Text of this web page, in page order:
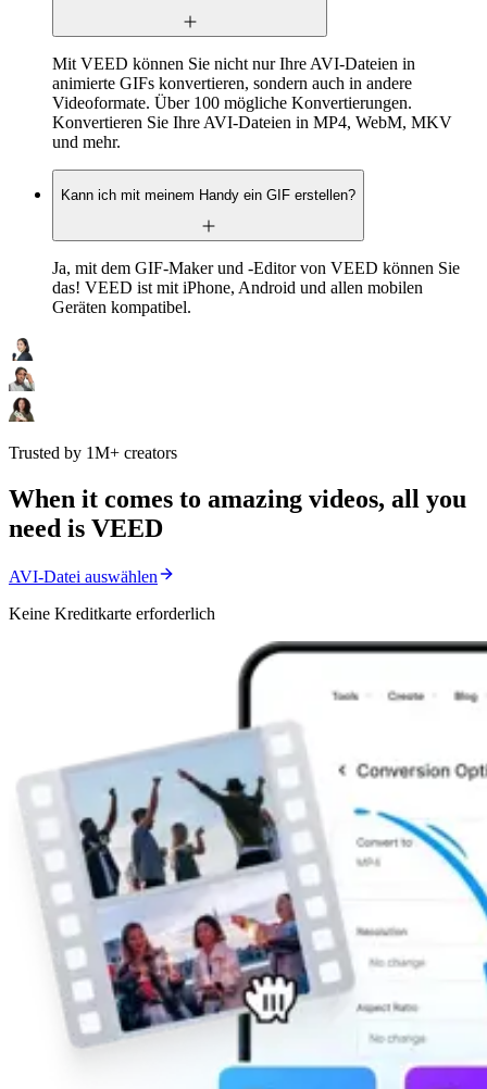
Mit VEED können Sie nicht nur Ihre AVI-Dateien in
animierte GIFs konvertieren, sondern auch in andere
Videoformate. Über 100 mögliche Konvertierungen.
Konvertieren Sie Ihre AVI-Dateien in MP4, WebM, MKV
und mehr.
Kann ich mit meinem Handy ein GIF erstellen?
Ja, mit dem GIF-Maker und -Editor von VEED können Sie
das! VEED ist mit iPhone, Android und allen mobilen
Geräten kompatibel.
Trusted by 1M+ creators
When it comes to amazing videos, all you
need is VEED
AVI-Datei auswählen
Keine Kreditkarte erforderlich